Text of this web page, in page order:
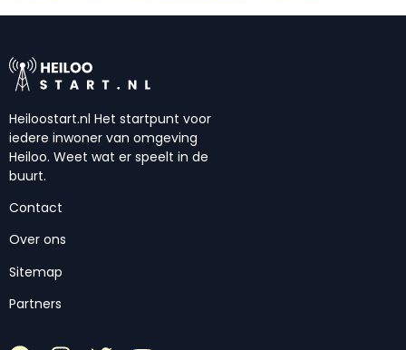
Heiloostart.nl Het startpunt voor
iedere inwoner van omgeving
Heiloo. Weet wat er speelt in de
buurt.
Contact
Over ons
Sitemap
Partners